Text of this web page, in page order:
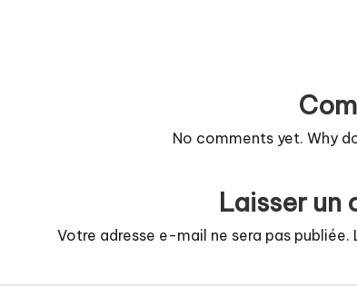
No comments yet. Why
Laisser un
Votre adresse e-mail ne sera pas publiée.